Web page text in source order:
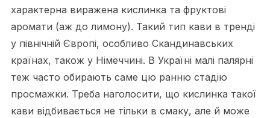
характерна виражена кислинка та фруктові
аромати (аж до лимону). Такий тип кави в тренді
у північній Європі, особливо Скандинавських
країнах, також у Німеччині. В Україні малі палярні
теж часто обирають саме цю ранню стадію
просмажки. Треба наголосити, що кислинка такої
кави відбивається не тільки в смаку, але й може